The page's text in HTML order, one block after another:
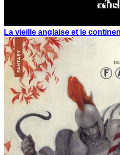
La vieille anglaise et le